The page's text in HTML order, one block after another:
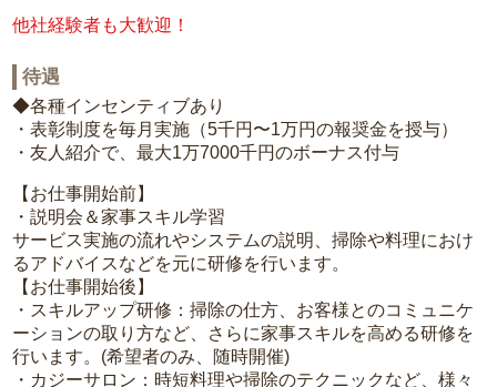
他社経験者も大歓迎！
待遇
◆各種インセンティブあり
・表彰制度を毎月実施（5千円〜1万円の報奨金を授与）
・友人紹介で、最大1万7000千円のボーナス付与
【お仕事開始前】
・説明会＆家事スキル学習
サービス実施の流れやシステムの説明、掃除や料理におけ
るアドバイスなどを元に研修を行います。
【お仕事開始後】
・スキルアップ研修：掃除の仕方、お客様とのコミュニケ
ーションの取り方など、さらに家事スキルを高める研修を
行います。(希望者のみ、随時開催)
・カジーサロン：時短料理や掃除のテクニックなど、様々